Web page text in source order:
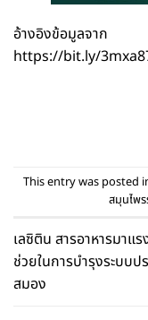
อ้างอิงข้อมูลจาก
https://bit.ly/
This entry was posted
สมุนไพร
เลซิติน สารอาหารมาแ
ช่วยในการบำรุงระบบป
สมอง